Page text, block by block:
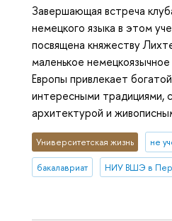
Завершающая встреча
немецкого языка в этом
посвящена княжеству
маленькое
Европы привлекает
интересными традициями,
архитектурой и
Университетская жизнь не
бакалавриат НИУ ВШЭ в